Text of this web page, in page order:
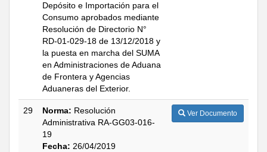
Depósito e Importación para el
Consumo aprobados mediante
Resolución de Directorio N°
RD-01-029-18 de 13/12/2018 y
la puesta en marcha del SUMA
en Administraciones de Aduana
de Frontera y Agencias
Aduaneras del Exterior.
29 Norma: Resolución
Administrativa RA-GG03-016-
19
Fecha: 26/04/2019
Ver Documento